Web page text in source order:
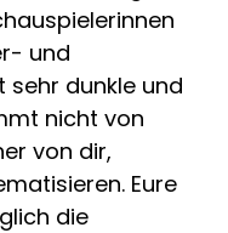
und
dunkle und
nicht von
von dir,
Eure
die